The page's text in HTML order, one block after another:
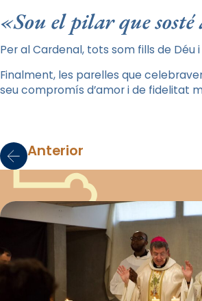
«Sou el pilar que
Per al Cardenal, tots som fills de
Finalment, les parelles que
seu compromís d’amor i de fidelitat
Anterior